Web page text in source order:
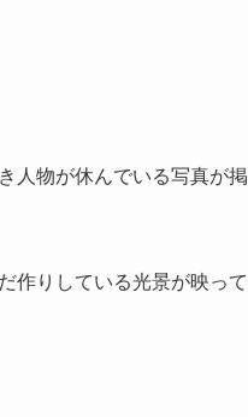
人物が休んでいる写真が掲
作りしている光景が映って